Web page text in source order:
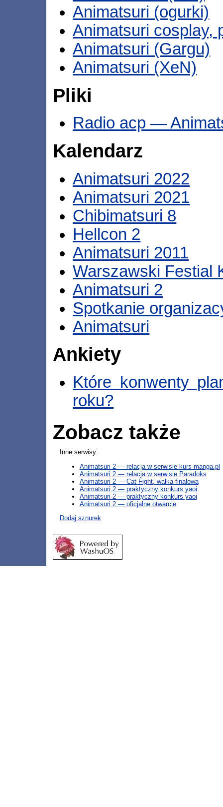
Animatsuri (ogurki)
Animatsuri cosplay,
Animatsuri (Gargu)
Animatsuri (XeN)
Pliki
Radio acp —
Kalendarz
Animatsuri 2022
Animatsuri 2021
Chibimatsuri 8
Hellcon 2
Animatsuri 2011
Warszawski Festial
Animatsuri 2
Spotkanie
Animatsuri
Ankiety
Które konwenty
roku?
Zobacz także
Inne serwisy:
Animatsuri 2 — relacja w serwisie kurs-manga.pl
Animatsuri 2 — relacja w serwisie Paradoks
Animatsuri 2 — Cat Fight, walka finałowa
Animatsuri 2 — praktyczny konkurs yaoi
Animatsuri 2 — praktyczny konkurs yaoi
Animatsuri 2 — oficjalne otwarcie
Dodaj sznurek